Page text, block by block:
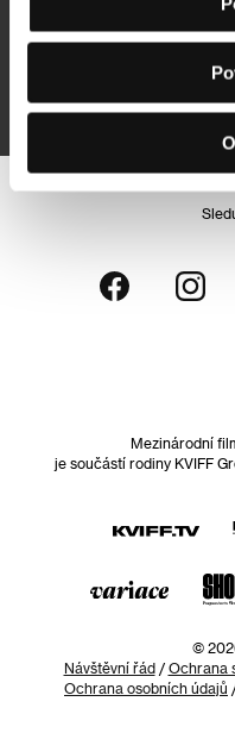
Přihlášením
Mezinárodní
je součástí rodiny KVIFF
©
Návštěvní řád/ Ochrana
Ochrana osobních údajů